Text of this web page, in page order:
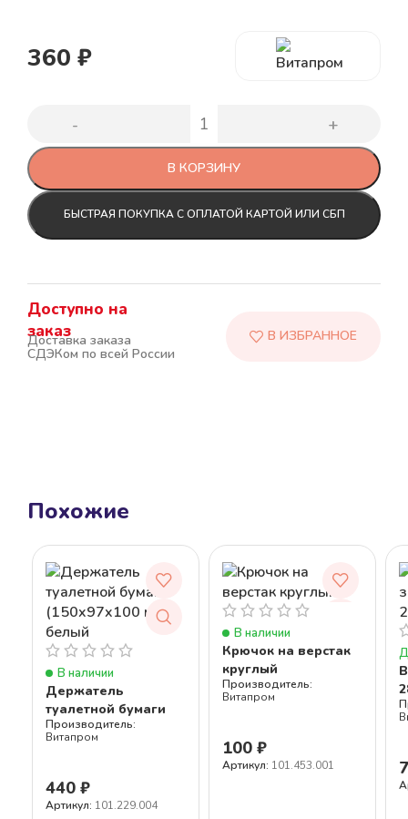
360 ₽
Доступно на
заказ
В КОРЗИНУ
БЫСТРАЯ ПОКУПКА С ОПЛАТОЙ КАРТОЙ ИЛИ СБП
Доставка заказа
СДЭКом по всей России
Похожие
Держатель
туалетной бумаги
(150x97x100 мм),
белый
Витапром
В наличии
440 ₽
Артикул: 101.229.004
Крючок на верстак
круглый
Витапром
В наличии
100 ₽
Артикул: 101.453.001